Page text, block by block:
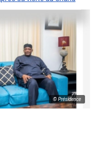
© Présidence